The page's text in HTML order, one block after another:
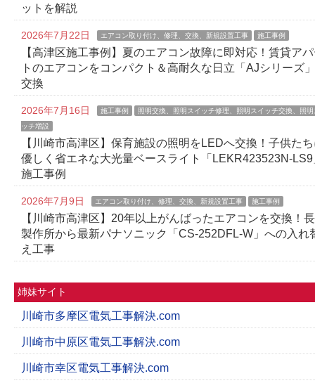
ットを解説
2026年7月22日 エアコン取り付け、修理、交換、新規設置工事 施工事例
【高津区施工事例】夏のエアコン故障に即対応！賃貸ア
トのエアコンをコンパクト＆高耐久な日立「AJシリーズ
交換
2026年7月16日 施工事例
照明交換、照明スイッチ修理、照明スイッチ交換、照明
ッチ増設
【川崎市高津区】保育施設の照明をLEDへ交換！子供た
優しく省エネな大光量ベースライト「LEKR423523N-LS9
施工事例
2026年7月9日 エアコン取り付け、修理、交換、新規設置工事 施工事例
【川崎市高津区】20年以上がんばったエアコンを交換！
製作所から最新パナソニック「CS-252DFL-W」への入れ
え工事
姉妹サイト
川崎市多摩区電気工事解決.com
川崎市中原区電気工事解決.com
川崎市幸区電気工事解決.com